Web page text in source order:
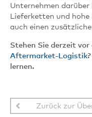
Unternehmen
Lieferketten und
auch einen
Stehen Sie derzeit
Aftermarket-Logistik
lernen.
Zurück zur